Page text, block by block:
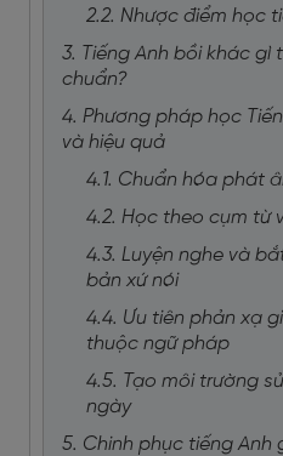
2.2. Nhược điểm học
3. Tiếng Anh bồi khác gì
chuẩn?
4. Phương pháp học
và hiệu quả
4.1. Chuẩn hóa phát
4.2. Học theo cụm từ
4.3. Luyện nghe và
bản xứ nói
4.4. Ưu tiên phản xạ
thuộc ngữ pháp
4.5. Tạo môi trường
ngày
5. Chinh phục tiếng